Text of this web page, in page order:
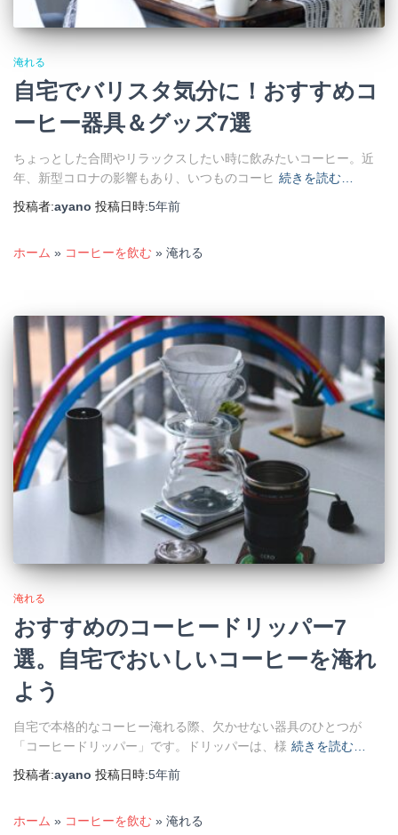
淹れる
自宅でバリスタ気分に！おすすめコ
ーヒー器具＆グッズ7選
ちょっとした合間やリラックスしたい時に飲みたいコーヒー。近
年、新型コロナの影響もあり、いつものコーヒ 続きを読む…
投稿者:ayano 投稿日時:5年前
ホーム » コーヒーを飲む » 淹れる
淹れる
おすすめのコーヒードリッパー7
選。自宅でおいしいコーヒーを淹れ
よう
自宅で本格的なコーヒー淹れる際、欠かせない器具のひとつが
「コーヒードリッパー」です。ドリッパーは、様 続きを読む…
投稿者:ayano 投稿日時:5年前
ホーム » コーヒーを飲む » 淹れる